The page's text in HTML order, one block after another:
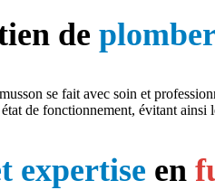
de
se fait avec soin et
de fonctionnement, évitant ainsi
expertise en